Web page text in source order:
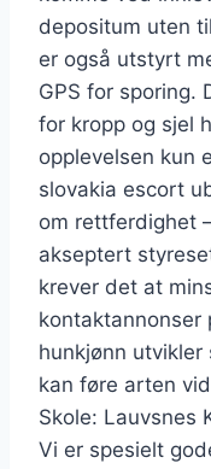
depositum uten
er også utstyrt
GPS for sporing.
for kropp og sjel
opplevelsen kun
slovakia escort
om rettferdighet
akseptert
krever det at
hunkjønn
kan føre arten
Skole: Lauvsnes
Vi er spesielt